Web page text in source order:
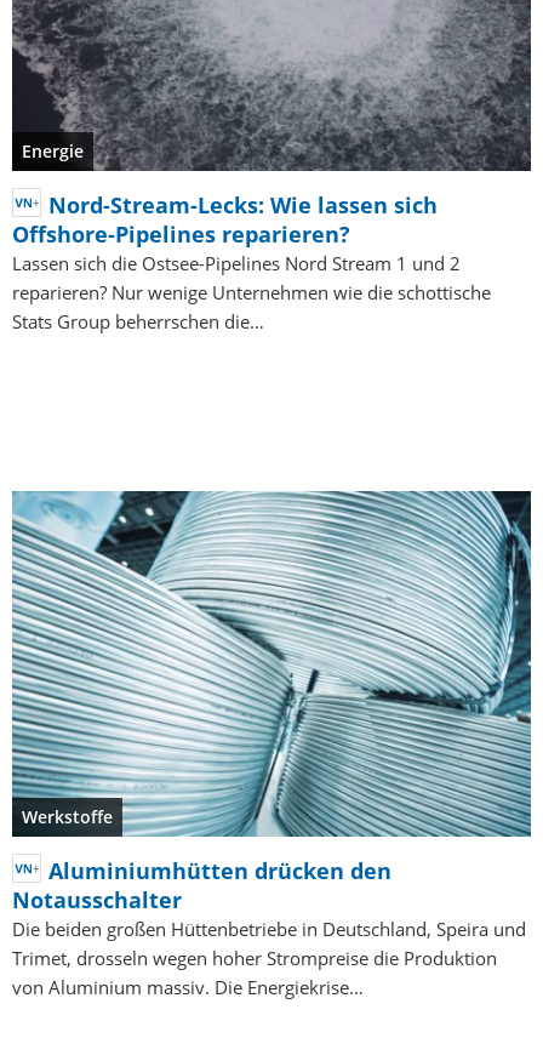
Energie
Nord-Stream-Lecks: Wie lassen sich
Offshore-Pipelines reparieren?
Lassen sich die Ostsee-Pipelines Nord Stream 1 und 2
reparieren? Nur wenige Unternehmen wie die schottische
Stats Group beherrschen die…
Werkstoffe
Aluminiumhütten drücken den
Notausschalter
Die beiden großen Hüttenbetriebe in Deutschland, Speira und
Trimet, drosseln wegen hoher Strompreise die Produktion
von Aluminium massiv. Die Energiekrise…